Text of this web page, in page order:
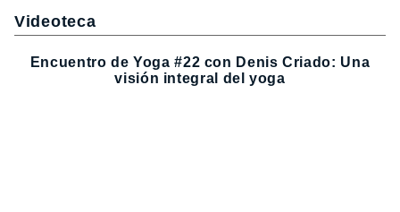
Videoteca
Encuentro de Yoga #22 con Denis Criado: Una
visión integral del yoga